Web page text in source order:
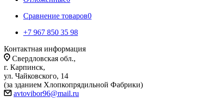
Сравнение товаров0
+7 967 850 35 98
Контактная информация
Свердловская обл.,
г. Карпинск,
ул. Чайковского, 14
(за зданием Хлопкопрядильной Фабрики)
avtovibor96@mail.ru